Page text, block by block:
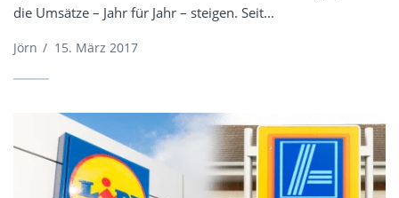
die Umsätze – Jahr für Jahr – steigen. Seit...
Jörn / 15. März 2017